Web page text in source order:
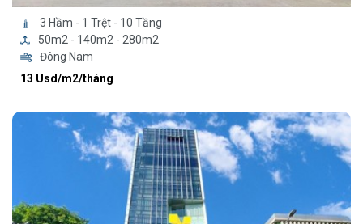
3 Hầm - 1 Trệt - 10 Tầng
50m2 - 140m2 - 280m2
Đông Nam
13 Usd/m2/tháng